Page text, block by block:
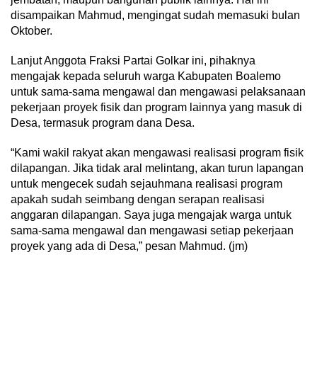
disampaikan Mahmud, mengingat sudah memasuki bulan
Oktober.
Lanjut Anggota Fraksi Partai Golkar ini, pihaknya
mengajak kepada seluruh warga Kabupaten Boalemo
untuk sama-sama mengawal dan mengawasi pelaksanaan
pekerjaan proyek fisik dan program lainnya yang masuk di
Desa, termasuk program dana Desa.
“Kami wakil rakyat akan mengawasi realisasi program fisik
dilapangan. Jika tidak aral melintang, akan turun lapangan
untuk mengecek sudah sejauhmana realisasi program
apakah sudah seimbang dengan serapan realisasi
anggaran dilapangan. Saya juga mengajak warga untuk
sama-sama mengawal dan mengawasi setiap pekerjaan
proyek yang ada di Desa,” pesan Mahmud. (jm)